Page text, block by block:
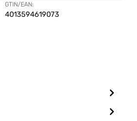
GTIN/EAN:
4013594619073